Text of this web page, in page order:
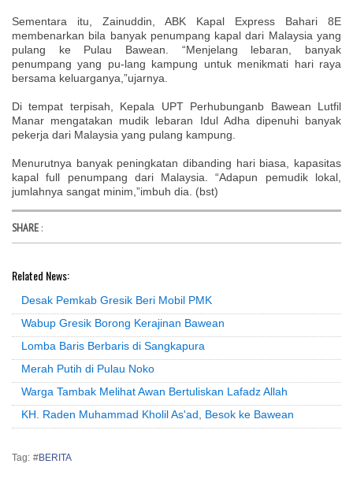
Sementara itu, Zainuddin, ABK Kapal Express Bahari 8E
membenarkan bila banyak penumpang kapal dari Malaysia yang
pulang ke Pulau Bawean. “Menjelang lebaran, banyak
penumpang yang pu-lang kampung untuk menikmati hari raya
bersama keluarganya,”ujarnya.
Di tempat terpisah, Kepala UPT Perhubunganb Bawean Lutfil
Manar mengatakan mudik lebaran Idul Adha dipenuhi banyak
pekerja dari Malaysia yang pulang kampung.
Menurutnya banyak peningkatan dibanding hari biasa, kapasitas
kapal full penumpang dari Malaysia. “Adapun pemudik lokal,
jumlahnya sangat minim,”imbuh dia. (bst)
SHARE :
Related News:
Desak Pemkab Gresik Beri Mobil PMK
Wabup Gresik Borong Kerajinan Bawean
Lomba Baris Berbaris di Sangkapura
Merah Putih di Pulau Noko
Warga Tambak Melihat Awan Bertuliskan Lafadz Allah
KH. Raden Muhammad Kholil As'ad, Besok ke Bawean
Tag: #BERITA